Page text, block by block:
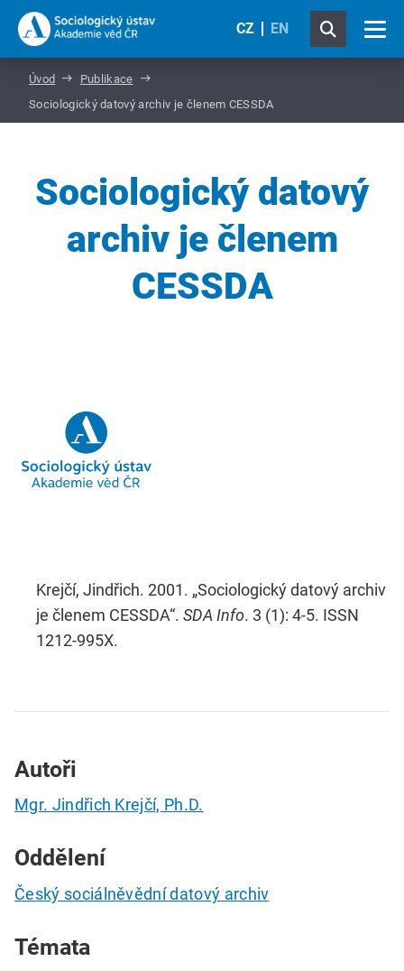
CZ EN
Úvod
Publikace
Sociologický datový archiv je členem CESSDA
Sociologický datový
archiv je členem
CESSDA
Krejčí, Jindřich. 2001. „Sociologický datový archiv
je členem CESSDA“. SDA Info. 3 (1): 4-5. ISSN
1212-995X.
Autoři
Mgr. Jindřich Krejčí, Ph.D.
Oddělení
Český sociálněvědní datový archiv
Témata